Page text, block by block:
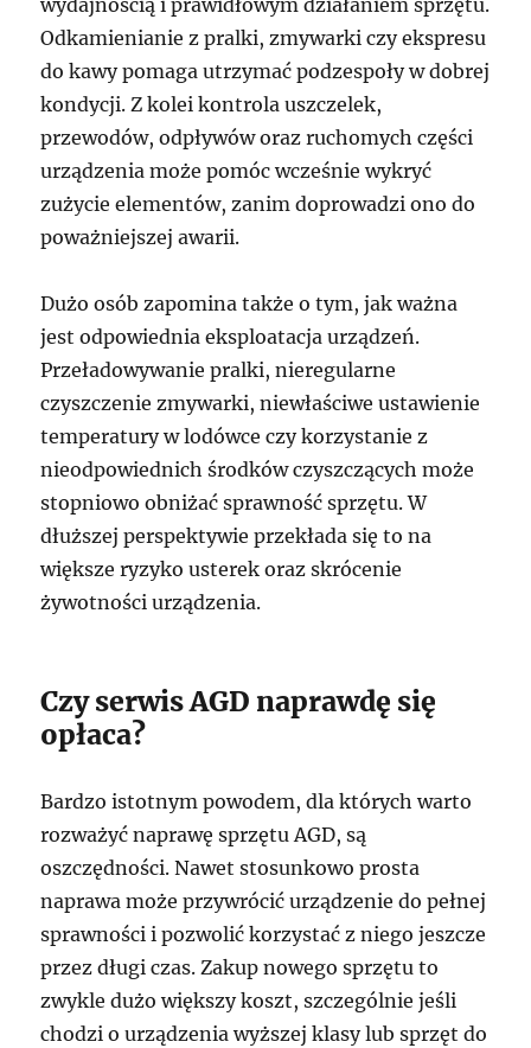
wydajnością i prawidłowym działaniem sprzętu.
Odkamienianie z pralki, zmywarki czy ekspresu
do kawy pomaga utrzymać podzespoły w dobrej
kondycji. Z kolei kontrola uszczelek,
przewodów, odpływów oraz ruchomych części
urządzenia może pomóc wcześnie wykryć
zużycie elementów, zanim doprowadzi ono do
poważniejszej awarii.
Dużo osób zapomina także o tym, jak ważna
jest odpowiednia eksploatacja urządzeń.
Przeładowywanie pralki, nieregularne
czyszczenie zmywarki, niewłaściwe ustawienie
temperatury w lodówce czy korzystanie z
nieodpowiednich środków czyszczących może
stopniowo obniżać sprawność sprzętu. W
dłuższej perspektywie przekłada się to na
większe ryzyko usterek oraz skrócenie
żywotności urządzenia.
Czy serwis AGD naprawdę się
opłaca?
Bardzo istotnym powodem, dla których warto
rozważyć naprawę sprzętu AGD, są
oszczędności. Nawet stosunkowo prosta
naprawa może przywrócić urządzenie do pełnej
sprawności i pozwolić korzystać z niego jeszcze
przez długi czas. Zakup nowego sprzętu to
zwykle dużo większy koszt, szczególnie jeśli
chodzi o urządzenia wyższej klasy lub sprzęt do